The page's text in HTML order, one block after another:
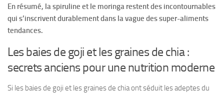
En résumé, la spiruline et le moringa restent des incontournables
qui s’inscrivent durablement dans la vague des super-aliments
tendances.
Les baies de goji et les graines de chia :
secrets anciens pour une nutrition moderne
Si les baies de goji et les graines de chia ont séduit les adeptes du